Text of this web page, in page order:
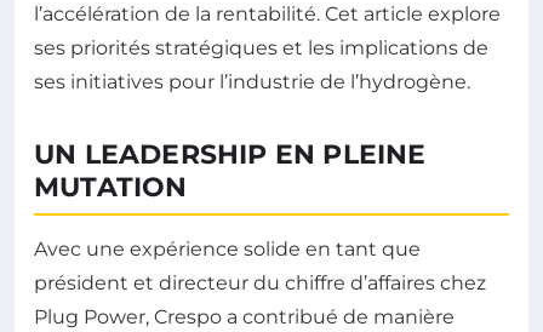
l’accélération de la rentabilité. Cet article explore
ses priorités stratégiques et les implications de
ses initiatives pour l’industrie de l’hydrogène.
UN LEADERSHIP EN PLEINE
MUTATION
Avec une expérience solide en tant que
président et directeur du chiffre d’affaires chez
Plug Power, Crespo a contribué de manière